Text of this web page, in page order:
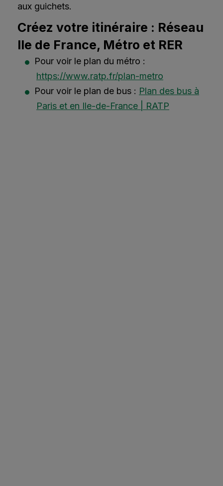
aux guichets.
Créez votre itinéraire : Réseau
Ile de France, Métro et RER
Pour voir le plan du métro :
https://www.ratp.fr/plan-metro
Pour voir le plan de bus : Plan des bus à
Paris et en Ile-de-France | RATP